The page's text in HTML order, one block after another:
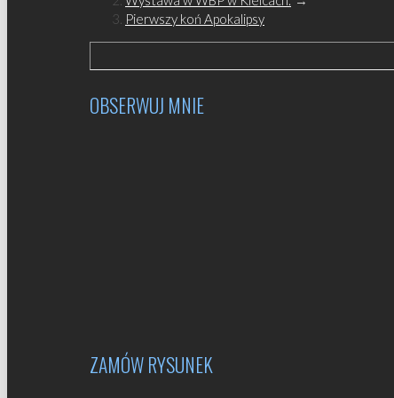
Pierwszy koń Apokalipsy
OBSERWUJ MNIE
ZAMÓW RYSUNEK